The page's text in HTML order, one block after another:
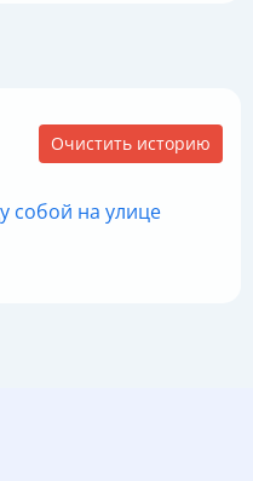
Очистить историю
собой на улице